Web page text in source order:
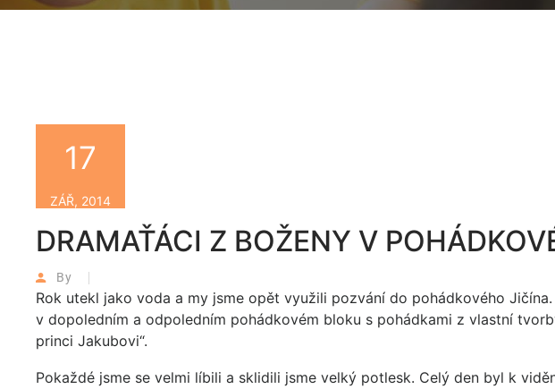
DRAMAŤÁCI Z BOŽENY V
By
17
ZÁŘ, 2014
Rok utekl jako voda a my jsme opět využili pozvání do pohádkového
v dopoledním a odpoledním pohádkovém bloku s pohádkami z vlastní
princi Jakubovi“.
Pokaždé jsme se velmi líbili a sklidili jsme velký potlesk. Celý den byl k